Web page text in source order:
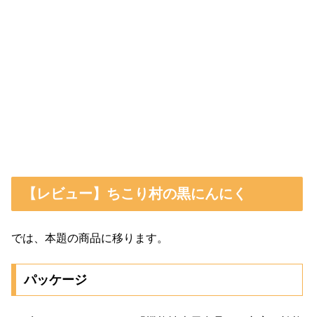
【レビュー】ちこり村の黒にんにく
では、本題の商品に移ります。
パッケージ